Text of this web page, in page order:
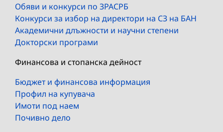
Обяви и конкурси по ЗРАСРБ
Конкурси за избор на директори на СЗ на БАН
Академични длъжности и научни степени
Докторски програми
Финансова и стопанска дейност
Бюджет и финансова информация
Профил на купувача
Имоти под наем
Почивно дело